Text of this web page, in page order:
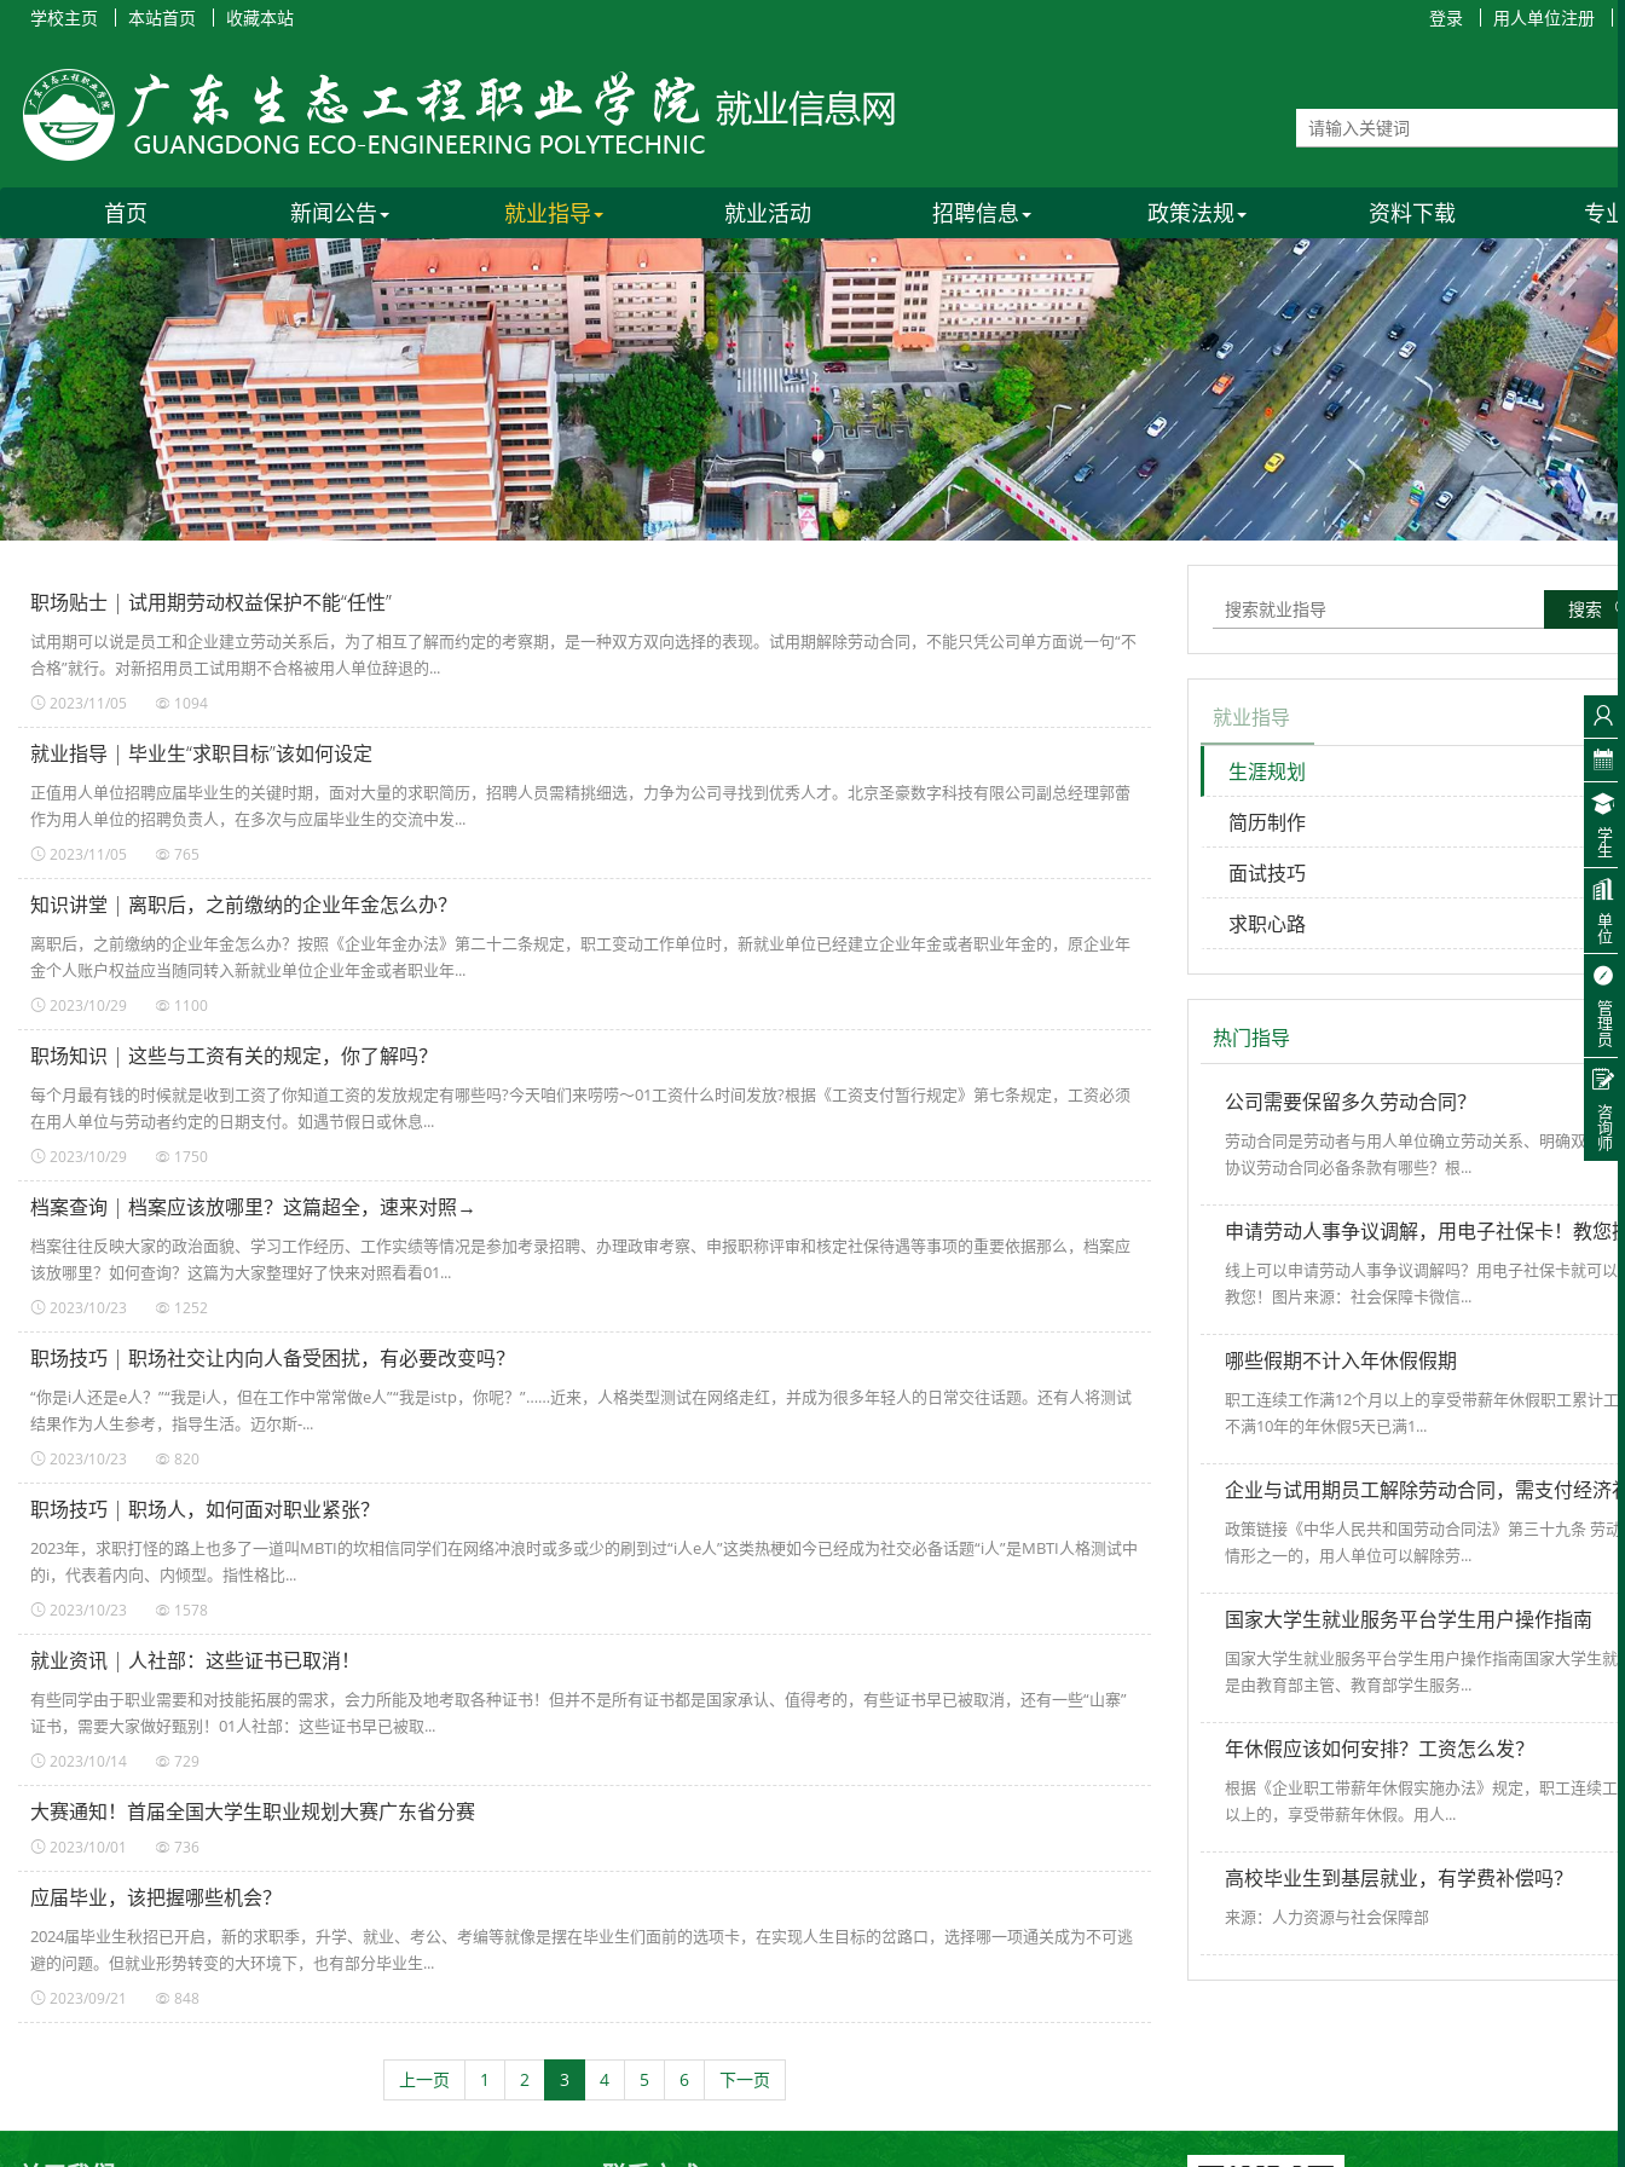
学校主页 本站首页 收藏本站 登录 用人单位注册
首页 新闻公告 就业指导 就业活动 招聘信息 政策法规 资料下载 专
职场贴士 | 试用期劳动权益保护不能“任性”
试用期可以说是员工和企业建立劳动关系后，为了相互了解而约定的考察期，是一种双方双向选择的表现。试用期解除劳动合同，不能只凭公司单方面说一句“不
合格”就行。对新招用员工试用期不合格被用人单位辞退的...
2023/11/05 1094
就业指导 | 毕业生“求职目标”该如何设定
正值用人单位招聘应届毕业生的关键时期，面对大量的求职简历，招聘人员需精挑细选，力争为公司寻找到优秀人才。北京圣豪数字科技有限公司副总经理郭蕾
作为用人单位的招聘负责人，在多次与应届毕业生的交流中发...
2023/11/05 765
知识讲堂 | 离职后，之前缴纳的企业年金怎么办？​
离职后，之前缴纳的企业年金怎么办？按照《企业年金办法》第二十二条规定，职工变动工作单位时，新就业单位已经建立企业年金或者职业年金的，原企业年
金个人账户权益应当随同转入新就业单位企业年金或者职业年...
2023/10/29 1100
职场知识 | 这些与工资有关的规定，你了解吗？
每个月最有钱的时候就是收到工资了你知道工资的发放规定有哪些吗?今天咱们来唠唠～01工资什么时间发放?根据《工资支付暂行规定》第七条规定，工资必须
在用人单位与劳动者约定的日期支付。如遇节假日或休息...
2023/10/29 1750
档案查询 | 档案应该放哪里？这篇超全，速来对照→​
档案往往反映大家的政治面貌、学习工作经历、工作实绩等情况是参加考录招聘、办理政审考察、申报职称评审和核定社保待遇等事项的重要依据那么，档案应
该放哪里？如何查询？这篇为大家整理好了快来对照看看01...
2023/10/23 1252
职场技巧 | 职场社交让内向人备受困扰，有必要改变吗？
“你是i人还是e人？”“我是i人，但在工作中常常做e人”“我是istp，你呢？”……近来，人格类型测试在网络走红，并成为很多年轻人的日常交往话题。还有人将测试
结果作为人生参考，指导生活。迈尔斯-...
2023/10/23 820
职场技巧 | 职场人，如何面对职业紧张？​
2023年，求职打怪的路上也多了一道叫MBTI的坎相信同学们在网络冲浪时或多或少的刷到过“i人e人”这类热梗如今已经成为社交必备话题“i人”是MBTI人格测试中
的i，代表着内向、内倾型。指性格比...
2023/10/23 1578
就业资讯 | 人社部：这些证书已取消！
有些同学由于职业需要和对技能拓展的需求，会力所能及地考取各种证书！但并不是所有证书都是国家承认、值得考的，有些证书早已被取消，还有一些“山寨”
证书，需要大家做好甄别！01人社部：这些证书早已被取...
2023/10/14 729
大赛通知！首届全国大学生职业规划大赛广东省分赛
2023/10/01 736
应届毕业，该把握哪些机会？
2024届毕业生秋招已开启，新的求职季，升学、就业、考公、考编等就像是摆在毕业生们面前的选项卡，在实现人生目标的岔路口，选择哪一项通关成为不可逃
避的问题。但就业形势转变的大环境下，也有部分毕业生...
2023/09/21 848
上一页 1 2 3 4 5 6 下一页
搜索
就业指导
生涯规划
简历制作
面试技巧
求职心路
热门指导
公司需要保留多久劳动合同？
劳动合同是劳动者与用人单位确立劳动关系、明确双方权
协议劳动合同必备条款有哪些？根...
申请劳动人事争议调解，用电子社保卡！教您
线上可以申请劳动人事争议调解吗？用电子社保卡就可以
教您！图片来源：社会保障卡微信...
哪些假期不计入年休假假期
职工连续工作满12个月以上的享受带薪年休假职工累计工
不满10年的年休假5天已满1...
企业与试用期员工解除劳动合同，需支付经济
政策链接《中华人民共和国劳动合同法》第三十九条 劳
情形之一的，用人单位可以解除劳...
国家大学生就业服务平台学生用户操作指南
国家大学生就业服务平台学生用户操作指南国家大学生就
是由教育部主管、教育部学生服务...
年休假应该如何安排？工资怎么发？
根据《企业职工带薪年休假实施办法》规定，职工连续工
以上的，享受带薪年休假。用人...
高校毕业生到基层就业，有学费补偿吗？
来源：人力资源与社会保障部
学生
单位
管理员
咨询师